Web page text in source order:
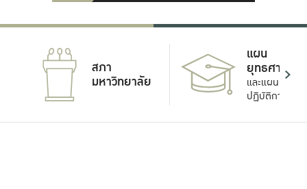
สภา
มหาวิทยาลัย
แผน
ยุทธศาสตร์
และแผน
ปฏิบัติการ